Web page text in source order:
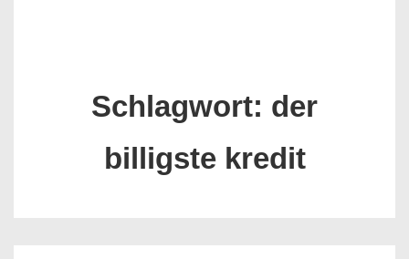
Schlagwort: der
billigste kredit